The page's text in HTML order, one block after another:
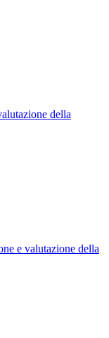
della
e valutazione della